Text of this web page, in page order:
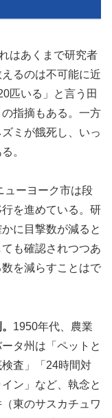
はあくまで研究者
るのは不可能に近
匹いる」と言う田
指摘もある。一方
ミが餓死し、いっ
。
ューヨーク市は段
を進めている。研
に目撃数が減ると
も確認されつつあ
を減らすことはで
1950年代、農業
タ州は「ペットと
査」「24時間対
ン」など、執念と
東のサスカチュワ